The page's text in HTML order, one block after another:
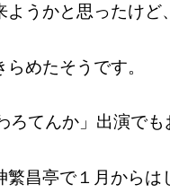
うかと思ったけど、
めたそうです。
ろてんか」出演でも
繁昌亭で１月からは